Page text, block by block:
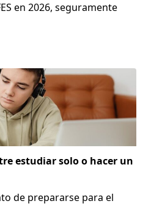
en 2026, seguramente
estudiar solo o hacer un
de prepararse para el